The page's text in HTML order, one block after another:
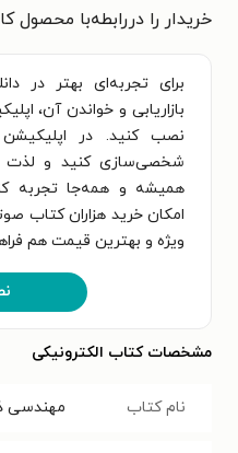
خریدار را دررابطه‌با
برای تجربه‌ای بهتر در
بازاریابی و خواندن آن،
نصب کنید. در
شخصی‌سازی کنید و لذت
همیشه و همه‌جا تجربه
امکان خرید هزاران کتاب
ویژه و بهترین قیمت هم
مشخصات کتاب الکترونیکی
نام کتاب مهندسی